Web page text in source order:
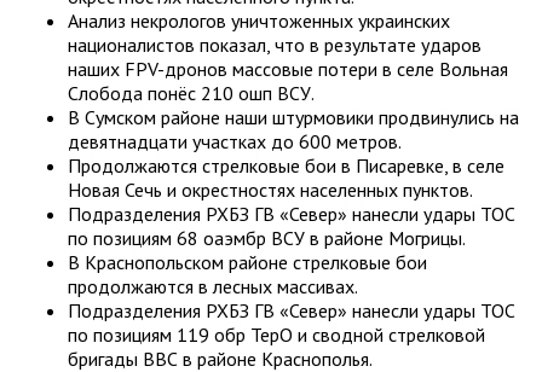
Анализ некрологов уничтоженных украинских
националистов показал, что в результате ударов
наших FPV-дронов массовые потери в селе Вольная
Слобода понёс 210 ошп ВСУ.
В Сумском районе наши штурмовики продвинулись на
девятнадцати участках до 600 метров.
Продолжаются стрелковые бои в Писаревке, в селе
Новая Сечь и окрестностях населенных пунктов.
Подразделения РХБЗ ГВ «Север» нанесли удары ТОС
по позициям 68 оаэмбр ВСУ в районе Могрицы.
В Краснопольском районе стрелковые бои
продолжаются в лесных массивах.
Подразделения РХБЗ ГВ «Север» нанесли удары ТОС
по позициям 119 обр ТерО и сводной стрелковой
бригады ВВС в районе Краснополья.